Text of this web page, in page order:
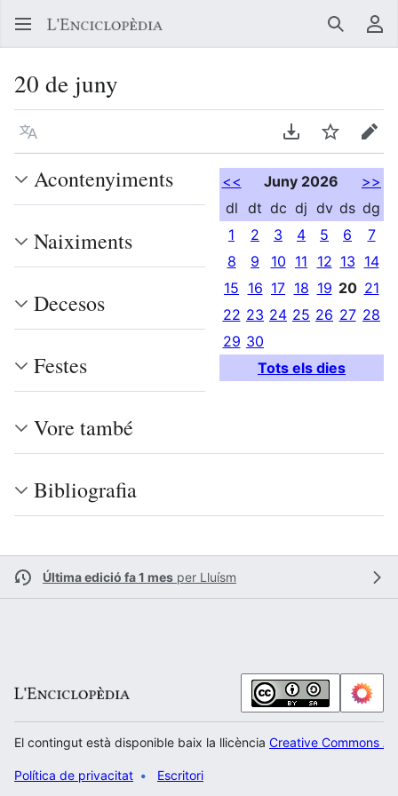
Buscar
20 de juny
Llegir en un atre idioma Descarregar en
Vigilar
<< Juny 2026
>>
dl dt dc dj dv ds dg
1
2 3 4 5 6
7
8
9 10 11 12 13 14
15 16 17 18 19 20 21
22 23 24 25 26 27 28
29 30
Tots els dies
Acontenyiments
Naiximents
Decesos
Festes
Vore també
Bibliografia
Última edició fa 1 mes per Lluísm
El contingut està disponible baix la llicència Creative Commons
Política de privacitat Escritori